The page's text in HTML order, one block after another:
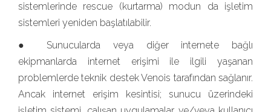
sistemlerinde rescue (kurtarma) modun da işletim
sistemleri yeniden başlatılabilir.
● Sunucularda veya diğer internete bağlı
ekipmanlarda internet erişimi ile ilgili yaşanan
problemlerde teknik destek Venois tarafından sağlanır.
Ancak internet erişim kesintisi; sunucu üzerindeki